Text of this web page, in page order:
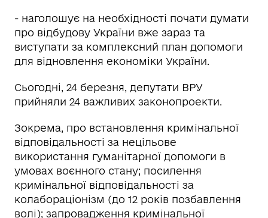
- наголошує на необхідності почати думати
про відбудову України вже зараз та
виступати за комплексний план допомоги
для відновлення економіки України.
Сьогодні, 24 березня, депутати ВРУ
прийняли 24 важливих законопроекти.
Зокрема, про встановлення кримінальної
відповідальності за нецільове
використання гуманітарної допомоги в
умовах воєнного стану; посилення
кримінальної відповідальності за
колабораціонізм (до 12 років позбавлення
волі); запровадження кримінальної